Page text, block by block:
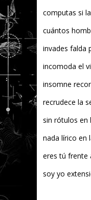
computas si
cuántos
invades falda
incomoda el
insomne
recrudece la
sin rótulos en
nada lírico en
eres tú frente
soy yo